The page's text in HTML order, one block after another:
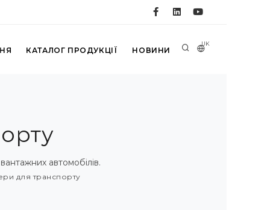
UK
КАТАЛОГ ПРОДУКЦІЇ НОВИНИ
автомобілів.
для транспорту